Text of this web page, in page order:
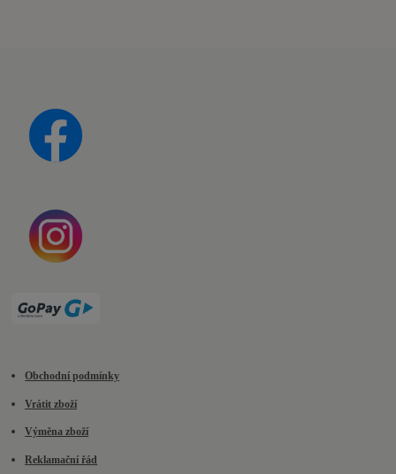
Obchodní podmínky
Vrátit zboží
Výměna zboží
Reklamační řád